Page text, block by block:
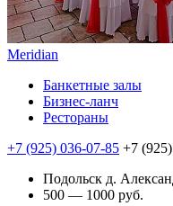
Meridian
Банкетные залы
Бизнес-ланч
Рестораны
+7 (925) 036-07-85 +7
Подольск д.
500 — 1000 руб.